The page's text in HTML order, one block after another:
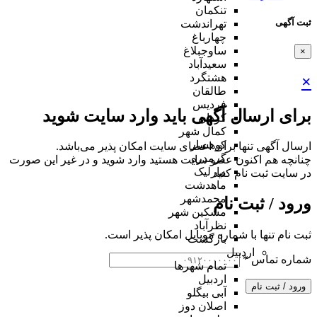
ثبت آگهی
×
×
برای ارسال آگهی باید وارد سایت شوید
ارسال آگهی تنها برای اعضای سایت امکان پذیر می‌باشد.
چنانچه هم‌ اکنون عضو سایت هستید وارد شوید و در غیر این صورت
در سایت ثبت نام کنید
ورود / ثبت نام
ثبت نام تنها با شماره موبایل امکان پذیر است.
شماره تماس*
ورود / ثبت نام
تنکمان
تهراندشت
چهارباغ
ساوجبلاغ
سعیدآباد
هشتگرد
طالقان
فردیس
کردان
کمال شهر
کوهسار
گرمدره
مارلیک
ماهدشت
محمدشهر
مشکین شهر
نظرآباد
بازگشت
اردبیل
تمام شهر‌ها
اردبیل
آبی بیگلو
اصلان دوز